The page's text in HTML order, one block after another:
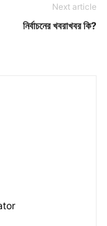
Next article
নির্বাচনের খবরাখবর কি?